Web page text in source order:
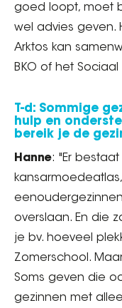
goed loopt, moet
wel advies geven.
Arktos kan
BKO of het Sociaal
T-d: Sommige
hulp en
bereik je de
Hanne: "Er
overslaan. En die
je bv. hoeveel
Zomerschool.
Soms geven die
gezinnen met